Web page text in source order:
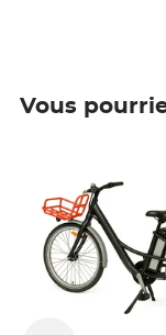
Vous